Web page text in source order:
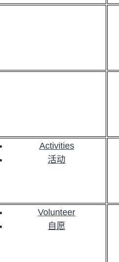
Activities
活动
Volunteer
自愿